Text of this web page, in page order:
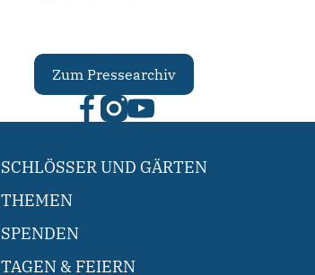
Zum Pressearchiv
SCHLÖSSER UND GÄRTEN
THEMEN
SPENDEN
TAGEN & FEIERN